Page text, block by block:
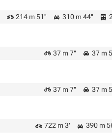
214 m 51'' 310 m 44''
37 m 7'' 37 m
37 m 7'' 37 m
722 m 3' 390 m